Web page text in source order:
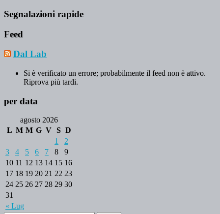
Segnalazioni rapide
Feed
Dal Lab
Si è verificato un errore; probabilmente il feed non è attivo.
Riprova più tardi.
per data
agosto 2026
L M M G V S D
« Lug
1
2
3
4 5 6 7 8
9
10 11 12 13 14 15 16
17 18 19 20 21 22 23
24 25 26 27 28 29 30
31